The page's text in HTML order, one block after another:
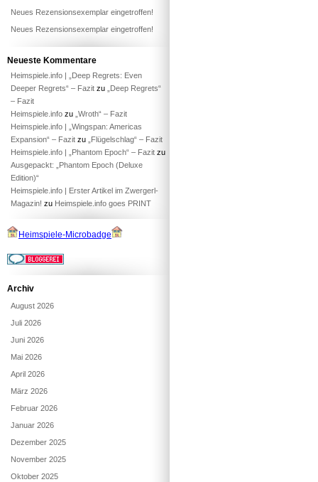
Neues Rezensionsexemplar eingetroffen!
Neues Rezensionsexemplar eingetroffen!
Neueste Kommentare
Heimspiele.info | „Deep Regrets: Even
Deeper Regrets“ – Fazit zu
„Deep Regrets“
– Fazit
Heimspiele.info zu „Wroth“ – Fazit
Heimspiele.info | „Wingspan: Americas
Expansion“ – Fazit zu
„Flügelschlag“ – Fazit
Heimspiele.info | „Phantom Epoch“ – Fazit zu
Ausgepackt: „Phantom Epoch (Deluxe
Edition)“
Heimspiele.info | Erster Artikel im Zwergerl-
Magazin! zu Heimspiele.info goes PRINT
Heimspiele-Microbadge
Archiv
August 2026
Juli 2026
Juni 2026
Mai 2026
April 2026
März 2026
Februar 2026
Januar 2026
Dezember 2025
November 2025
Oktober 2025